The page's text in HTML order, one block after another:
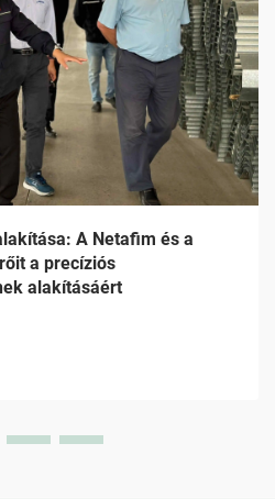
A Netafim és a
a precíziós
alakításáért